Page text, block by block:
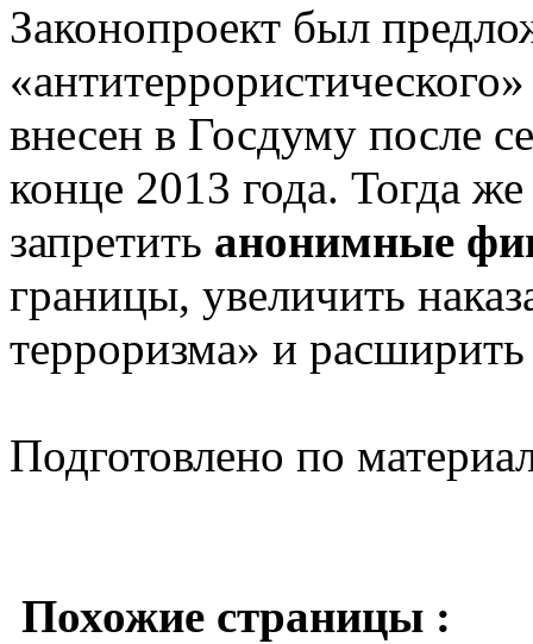
Законопроект был
внесен в Госдуму после
конце 2013 года. Тогда
запретить анонимные
границы, увеличить
терроризма» и
Подготовлено по
Похожие страницы :